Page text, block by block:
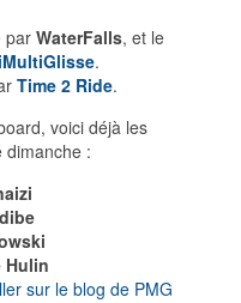
par WaterFalls, et le
.
Time 2 Ride.
voici déjà les
dimanche :
Hulin
sur le blog de PMG